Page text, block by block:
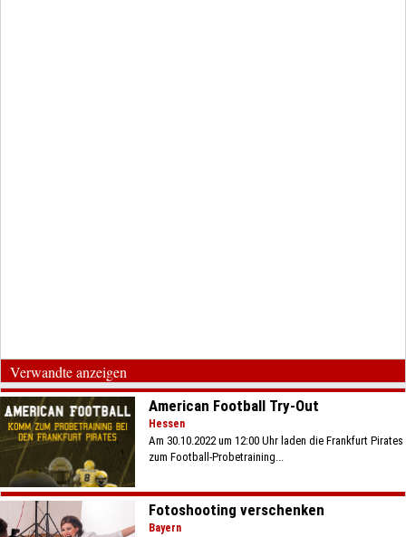
Verwandte anzeigen
American Football Try-Out
Hessen
Am 30.10.2022 um 12:00 Uhr laden die Frankfurt Pirates
zum Football-Probetraining...
Fotoshooting verschenken
Bayern